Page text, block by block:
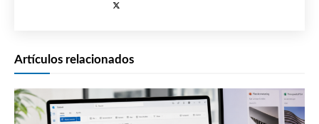
Artículos relacionados